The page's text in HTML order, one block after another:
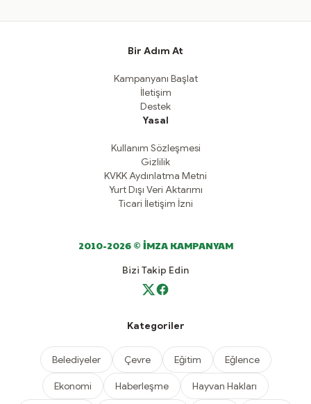
Bir Adım At
Kampanyanı Başlat
İletişim
Destek
Yasal
Kullanım Sözleşmesi
Gizlilik
KVKK Aydınlatma Metni
Yurt Dışı Veri Aktarımı
Ticari İletişim İzni
2010-2026 © İMZA KAMPANYAM
Bizi Takip Edin
Kategoriler
Belediyeler Çevre Eğitim Eğlence
Ekonomi Haberleşme Hayvan Hakları